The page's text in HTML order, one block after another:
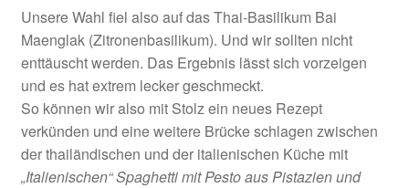
Unsere Wahl fiel also auf das Thai-Basilikum Bai
Maenglak (Zitronenbasilikum). Und wir sollten nicht
enttäuscht werden. Das Ergebnis lässt sich vorzeigen
und es hat extrem lecker geschmeckt.
So können wir also mit Stolz ein neues Rezept
verkünden und eine weitere Brücke schlagen zwischen
der thailändischen und der italienischen Küche mit
„Italienischen“ Spaghetti mit Pesto aus Pistazien und